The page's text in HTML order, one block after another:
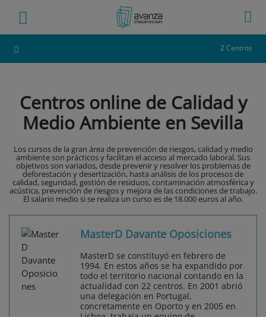
2 Centros
Centros online de Calidad y
Medio Ambiente en Sevilla
Los cursos de la gran área de prevención de riesgos, calidad y medio
ambiente son prácticos y facilitan el acceso al mercado laboral. Sus
objetivos son variados, desde prevenir y resolver los problemas de
deforestación y desertización, hasta análisis de los procesos de
calidad, seguridad, gestión de residuos, contaminación atmosférica y
acústica, prevención de riesgos y mejora de las condiciones de trabajo.
El salario medio si se realiza un curso es de 18.000 euros al año.
MasterD Davante Oposiciones
MasterD se constituyó en febrero de
1994. En estos años se ha expandido por
todo el territorio nacional contando en la
actualidad con 22 centros. En 2001 abrió
una delegación en Portugal,
concretamente en Oporto y en 2005 en